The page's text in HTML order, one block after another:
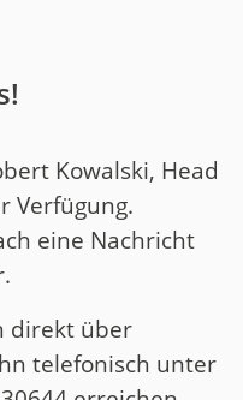
Kowalski, Head
Verfügung.
eine Nachricht
direkt über
telefonisch unter